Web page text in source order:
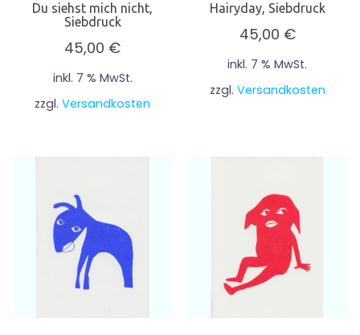
Du siehst mich nicht,
Siebdruck
45,00 €
inkl. 7 % MwSt.
zzgl.Versandkosten
Hairyday, Siebdruck
45,00 €
inkl. 7 % MwSt.
zzgl. Versandkosten